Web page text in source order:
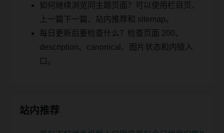
如何继续浏览同主题页面？可以使用栏目页、
上一篇下一篇、站内推荐和 sitemap。
每日更新后要检查什么？检查页面 200、
description、canonical、图片状态和内链入
口。
站内推荐